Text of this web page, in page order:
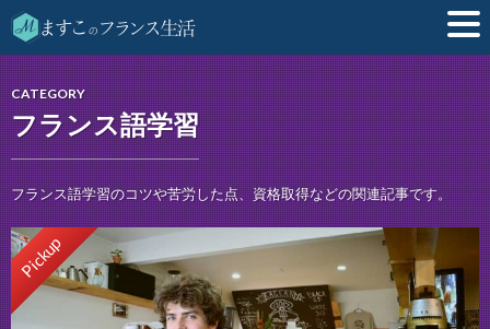
CATEGORY
フランス語学習
フランス語学習のコツや苦労した点、資格取得などの関連記事です。
Pickup